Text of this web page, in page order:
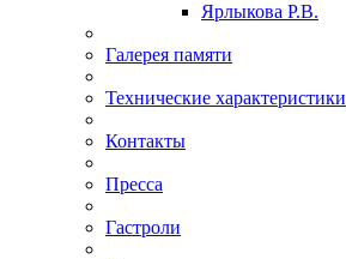
Ярлыкова Р.В.
Галерея памяти
Технические характеристики
Контакты
Пресса
Гастроли